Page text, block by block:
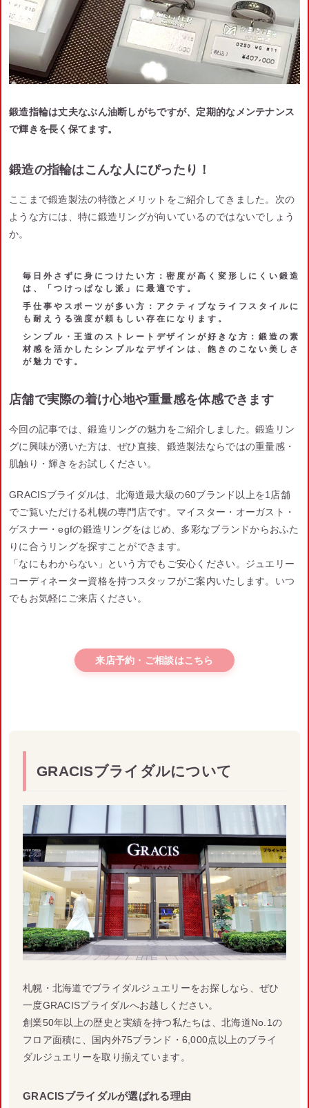
鍛造指輪は丈夫なぶん油断しがちですが、定期的なメンテナンス
で輝きを長く保てます。
鍛造の指輪はこんな人にぴったり！
ここまで鍛造製法の特徴とメリットをご紹介してきました。次の
ような方には、特に鍛造リングが向いているのではないでしょう
か。
毎日外さずに身につけたい方 ：密度が高く変形しにくい鍛造
は、「つけっぱなし派」に最適です。
手仕事やスポーツが多い方 ：アクティブなライフスタイルに
も耐えうる強度が頼もしい存在になります。
シンプル・王道のストレートデザインが好きな方 ：鍛造の素
材感を活かしたシンプルなデザインは、飽きのこない美しさ
が魅力です。
店舗で実際の着け心地や重量感を体感できます
今回の記事では、鍛造リングの魅力をご紹介しました。鍛造リン
グに興味が湧いた方は、ぜひ直接、鍛造製法ならではの重量感・
肌触り・輝きをお試しください。
GRACISブライダルは、北海道最大級の60ブランド以上を1店舗
でご覧いただける札幌の専門店です。マイスター・オーガスト・
ゲスナー・egfの鍛造リングをはじめ、多彩なブランドからおふた
りに合うリングを探すことができます。
「なにもわからない」という方でもご安心ください。ジュエリー
コーディネーター資格を持つスタッフがご案内いたします。いつ
でもお気軽にご来店ください。
来店予約・ご相談はこちら
GRACISブライダルについて
札幌・北海道でブライダルジュエリーをお探しなら、ぜひ
一度GRACISブライダルへお越しください。
創業50年以上の歴史と実績を持つ私たちは、北海道No.1の
フロア面積に、国内外75ブランド・6,000点以上のブライ
ダルジュエリーを取り揃えています。
GRACISブライダルが選ばれる理由